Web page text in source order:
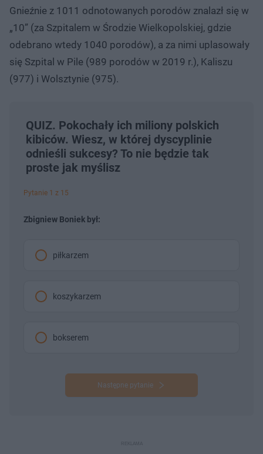
Gnieźnie z 1011 odnotowanych porodów znalazł się w
„10” (za Szpitalem w Środzie Wielkopolskiej, gdzie
odebrano wtedy 1040 porodów), a za nimi uplasowały
się Szpital w Pile (989 porodów w 2019 r.), Kaliszu
(977) i Wolsztynie (975).
QUIZ. Pokochały ich miliony polskich
kibiców. Wiesz, w której dyscyplinie
odnieśli sukcesy? To nie będzie tak
proste jak myślisz
Pytanie 1 z 15
Zbigniew Boniek był:
piłkarzem
koszykarzem
bokserem
Następne pytanie